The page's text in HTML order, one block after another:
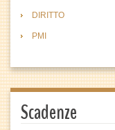
DIRITTO
PMI
Scadenze